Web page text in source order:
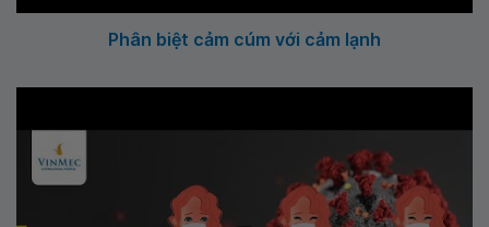
Phân biệt cảm cúm với cảm lạnh